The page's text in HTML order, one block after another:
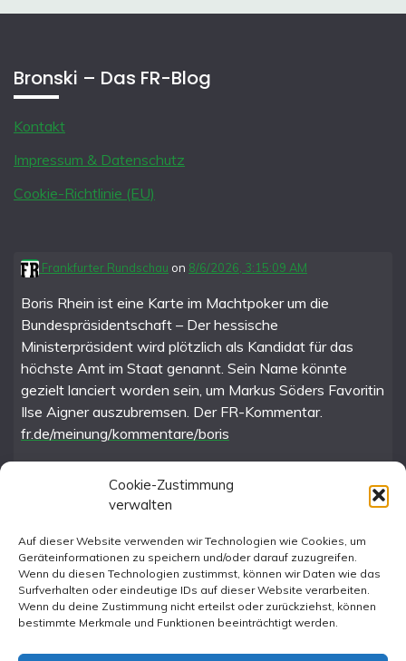
Cookie-Zustimmung
verwalten
Auf dieser Website verwenden wir Technologien wie Cookies, um
Geräteinformationen zu speichern und/oder darauf zuzugreifen.
Wenn du diesen Technologien zustimmst, können wir Daten wie das
Surfverhalten oder eindeutige IDs auf dieser Website verarbeiten.
Wenn du deine Zustimmung nicht erteilst oder zurückziehst, können
bestimmte Merkmale und Funktionen beeinträchtigt werden.
Bronski – Das FR-Blog
Kontakt
Impressum & Datenschutz
Cookie-Richtlinie (EU)
Frankfurter Rundschau on 8/6/2026, 3:15:09 AM
Boris Rhein ist eine Karte im Machtpoker um die
Bundespräsidentschaft – Der hessische
Ministerpräsident wird plötzlich als Kandidat für das
höchste Amt im Staat genannt. Sein Name könnte
gezielt lanciert worden sein, um Markus Söders Favoritin
Ilse Aigner auszubremsen. Der FR-Kommentar.
fr.de/meinung/kommentare/boris
Instagram